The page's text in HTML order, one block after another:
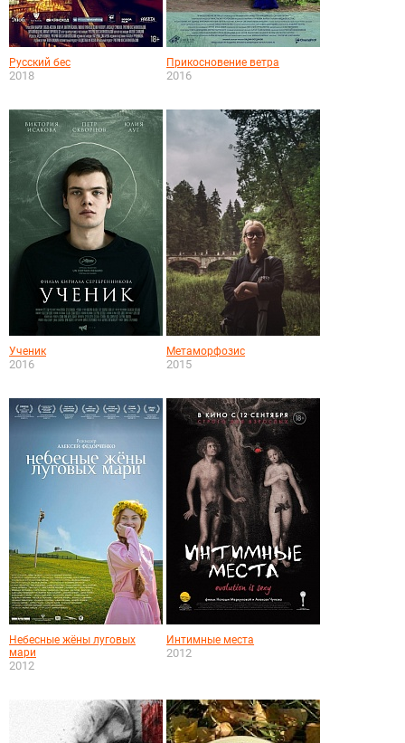
Русский бес
2018
Прикосновение ветра
2016
Ученик
2016
Метаморфозис
2015
Небесные жёны луговых
мари
2012
Интимные места
2012